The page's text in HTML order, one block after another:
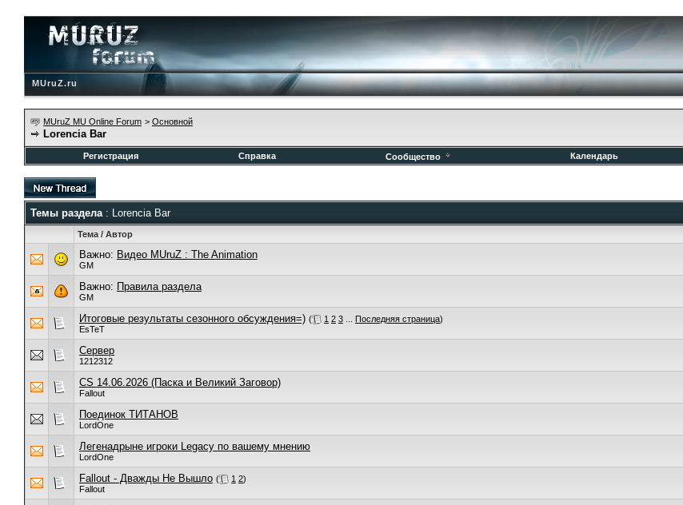
MUruZ.ru
MUruZ MU Online Forum > Основной
Lorencia Bar
Регистрация
Справка Сообщество Календарь
Темы раздела: Lorencia Bar
Тема / Автор
Важно: Видео MUruZ : The Animation
GM
Важно: Правила раздела
GM
Итоговые результаты сезонного обсуждения=) ( 1 2 3 Последняя страница)
EsTeT
Cервер
1212312
CS 14.06.2026 (Паска и Великий Заговор)
Fallout
Поединок ТИТАНОВ
LordOne
Легенадрыне игроки Legacy по вашему мнению
LordOne
Fallout - Дважды Не Вышло ( 1 2)
Fallout